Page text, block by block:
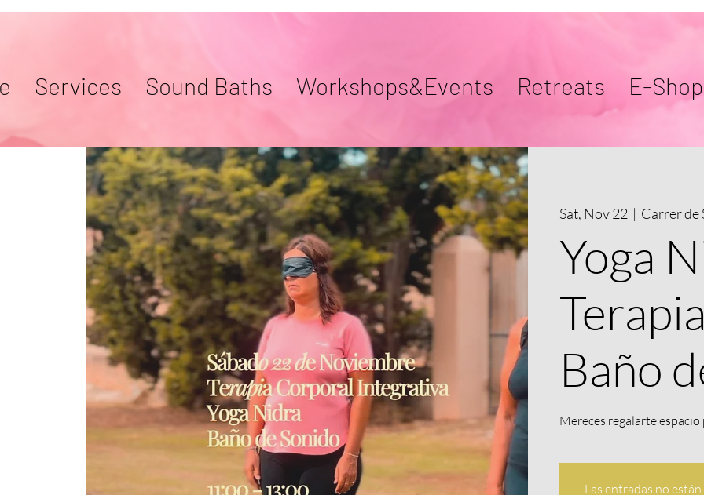
Services Sound Baths Workshops&Events Retreats E-Shop
Sat, Nov 22
  |
Carrer de
Yoga
Baño
Mereces regalarte espacio
Las entradas no